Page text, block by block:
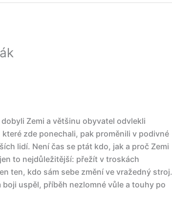
Zemi a většinu obyvatel odvlekli
zde ponechali, pak proměnili v podivné
lidí. Není čas se ptát kdo, jak a proč Zemi
to nejdůležitější: přežít v troskách
ten, kdo sám sebe změní ve vražedný stroj.
uspěl, příběh nezlomné vůle a touhy po